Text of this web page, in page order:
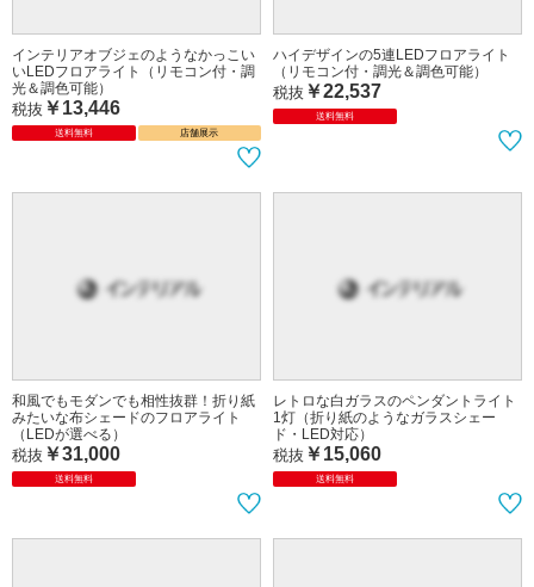
インテリアオブジェのようなかっこい
いLEDフロアライト（リモコン付・調
光＆調色可能）
税抜 ￥13,446
送料無料 店舗展示
ハイデザインの5連LEDフロアライト
（リモコン付・調光＆調色可能）
税抜 ￥22,537
送料無料
和風でもモダンでも相性抜群！折り紙
みたいな布シェードのフロアライト
（LEDが選べる）
税抜 ￥31,000
送料無料
レトロな白ガラスのペンダントライト
1灯（折り紙のようなガラスシェー
ド・LED対応）
税抜 ￥15,060
送料無料